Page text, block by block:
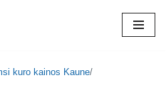
kuro kainos Kaune/